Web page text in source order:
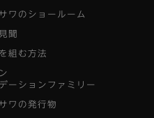
ワのショールーム
聞
組む方法
ーションファミリー
ワの発行物